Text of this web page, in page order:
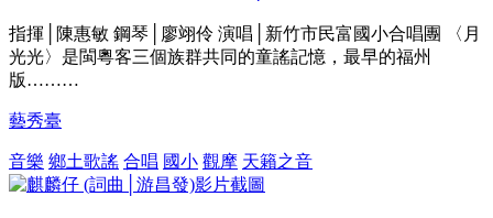
指揮│陳惠敏 鋼琴│廖翊伶 演唱│新竹市民富國小合唱團 〈月
光光〉是閩粵客三個族群共同的童謠記憶，最早的福州
版………
藝秀臺
音樂 鄉土歌謠 合唱 國小 觀摩 天籟之音